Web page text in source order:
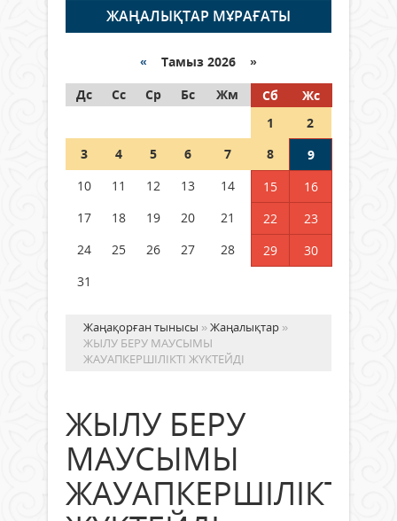
граждане Казахстана,
05 тамыз 2026 ж. 157
Шетелде жүрген Қазақстан
азаматтары қалай дауыс бере
ЖАҢАЛЫҚТАР МҰРАҒАТЫ
« Тамыз 2026 »
Дс
Сс Ср Бс Жм Сб
Жс
1
2
3
4 5 6 7 8
9
10
11 12 13 14 15
16
17
18 19 20 21 22
23
24
25 26 27 28 29
30
31
Жаңақорған тынысы »Жаңалықтар »
ЖЫЛУ БЕРУ МАУСЫМЫ
ЖАУАПКЕРШІЛІКТІ ЖҮКТЕЙДІ
ЖЫЛУ БЕРУ
МАУСЫМЫ
ЖАУАПКЕРШІЛІКТІ